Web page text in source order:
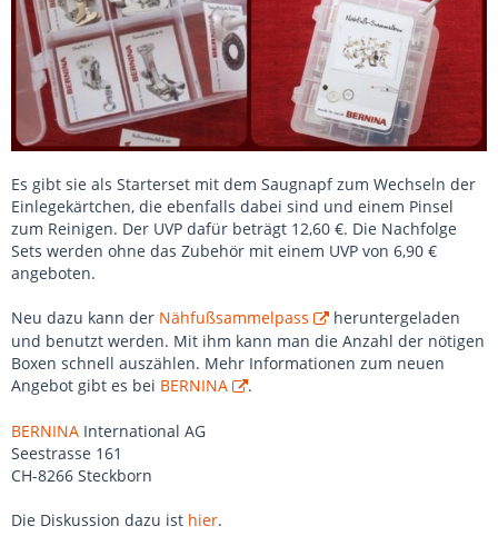
Es gibt sie als Starterset mit dem Saugnapf zum Wechseln der
Einlegekärtchen, die ebenfalls dabei sind und einem Pinsel
zum Reinigen. Der UVP dafür beträgt 12,60 €. Die Nachfolge
Sets werden ohne das Zubehör mit einem UVP von 6,90 €
angeboten.
Neu dazu kann der Nähfußsammelpass
heruntergeladen
und benutzt werden. Mit ihm kann man die Anzahl der nötigen
Boxen schnell auszählen. Mehr Informationen zum neuen
Angebot gibt es bei BERNINA .
BERNINA International AG
Seestrasse 161
CH-8266 Steckborn
Die Diskussion dazu ist hier.